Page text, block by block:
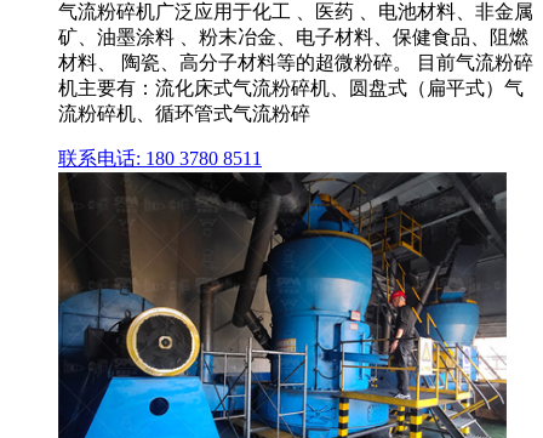
气流粉碎机广泛应用于化工 、医药 、电池材料、非金属
矿、油墨涂料 、粉末冶金、电子材料、保健食品、阻燃
材料、 陶瓷、高分子材料等的超微粉碎。 目前气流粉碎
机主要有：流化床式气流粉碎机、圆盘式（扁平式）气
流粉碎机、循环管式气流粉碎
联系电话: 180 3780 8511